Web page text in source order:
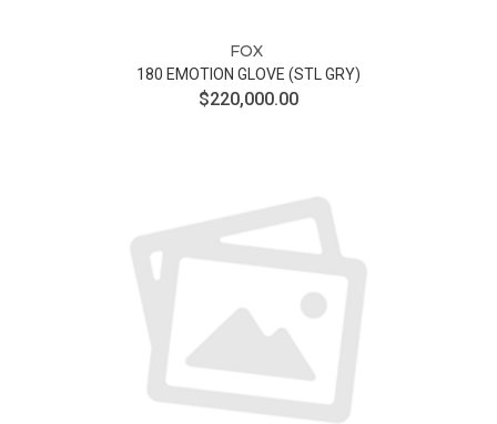
FOX
180 EMOTION GLOVE (STL GRY)
$220,000.00